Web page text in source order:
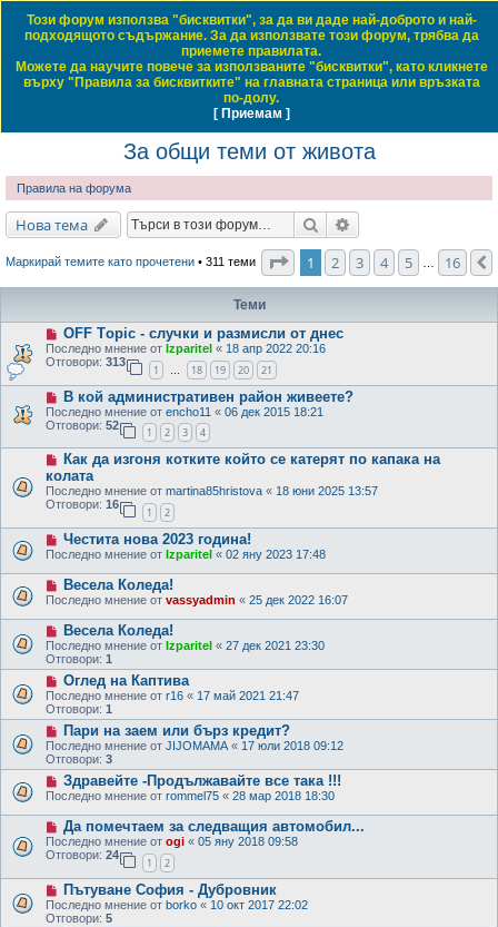
Daewoo & Chevrolet Club Bulgaria
ЧЗВ Правила на форума Влез
Регистрация
Начало форум Обща тематика За общи теми от живота
е
е
Виж активните теми
За общи теми от живота
Правила на форума
Нова тема Търсене
Маркирай темите като прочетени • 311 теми Страница1 от
1 2 3 4 5 16
Теми
OFF Тopic - случки и размисли от днес
Последно мнение от Izparitel « 18 апр 2022 20:16
Отговори: 313
1 … 18 19 20 21
В кой административен район живеете?
Последно мнение от encho11 « 06 дек 2015 18:21
Отговори: 52
1 2 3 4
Как да изгоня котките който се катерят по капака на
колата
Последно мнение от martina85hristova « 18 юни 2025 13:57
Отговори: 16
1 2
Честита нова 2023 година!
Последно мнение от Izparitel « 02 яну 2023 17:48
Весела Коледа!
Последно мнение от vassyadmin « 25 дек 2022 16:07
Весела Коледа!
Последно мнение от Izparitel « 27 дек 2021 23:30
Отговори: 1
Оглед на Каптива
Последно мнение от r16 « 17 май 2021 21:47
Отговори: 1
Пари на заем или бърз кредит?
Последно мнение от JIJOMAMA « 17 юли 2018 09:12
Отговори: 3
Здравейте -Продължавайте все така !!!
Последно мнение от rommel75 « 28 мар 2018 18:30
Да помечтаем за следващия автомобил...
Последно мнение от ogi « 05 яну 2018 09:58
Отговори: 24
1 2
Пътуване София - Дубровник
Последно мнение от borko « 10 окт 2017 22:02
Отговори: 5
Този форум използва "бисквитки", за да ви даде най-доброто и най-
подходящото съдържание. За да използвате този форум, трябва да
приемете правилата.
Можете да научите повече за използваните "бисквитки", като кликнете
върху "Правила за бисквитките" на главната страница или връзката
по-долу.
[ Приемам ]